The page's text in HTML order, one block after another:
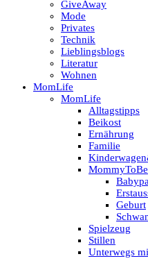
GiveAway
Mode
Privates
Technik
Lieblingsblogs
Literatur
Wohnen
MomLife
MomLife
Alltagstipps
Beikost
Ernährung
Familie
MommyToBe
Geburt
Spielzeug
Stillen
Unterwegs